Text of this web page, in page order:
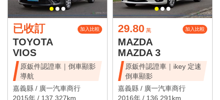
已收訂 加入比較
TOYOTA
VIOS
原鈑件認證車｜倒車顯影
導航
嘉義縣 / 廣一汽車商行
2015年 / 137,327km
29.80 萬 加入比較
MAZDA
MAZDA 3
原鈑件認證車｜ikey 定速
倒車顯影
嘉義縣 / 廣一汽車商行
2016年 / 136,291km